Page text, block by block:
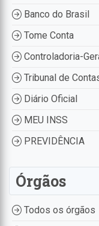
Banco do Brasil
Tome Conta
Controladoria-
Tribunal de
Diário Oficial
MEU INSS
PREVIDÊNCIA
Órgãos
Todos os órgãos